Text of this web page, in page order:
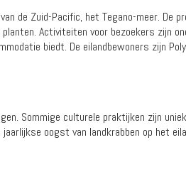
Zuid-Pacific, het Tegano-meer. De
Activiteiten voor bezoekers zijn
biedt. De eilandbewoners zijn
Sommige culturele praktijken zijn
oogst van landkrabben op het